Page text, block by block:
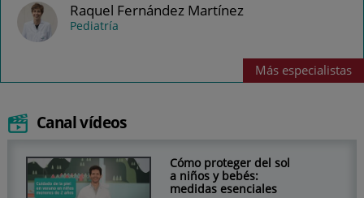
Raquel Fernández Martínez
Pediatría
Más especialistas
Canal vídeos
Cómo proteger del sol
a niños y bebés:
medidas esenciales